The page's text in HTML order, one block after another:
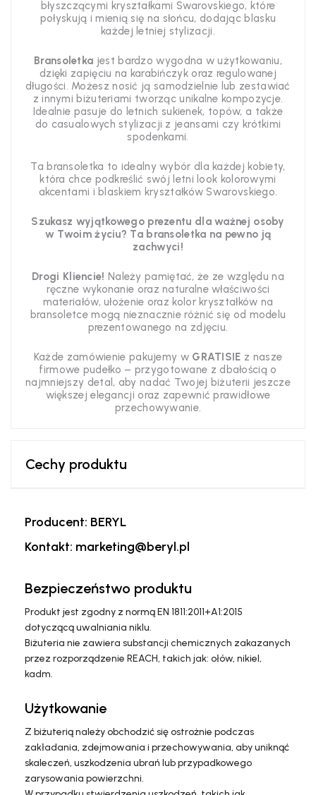
błyszczącymi kryształkami Swarovskiego, które
połyskują i mienią się na słońcu, dodając blasku
każdej letniej stylizacji.
Bransoletka jest bardzo wygodna w użytkowaniu,
dzięki zapięciu na karabińczyk oraz regulowanej
długości. Możesz nosić ją samodzielnie lub zestawiać
z innymi biżuteriami tworząc unikalne kompozycje.
Idealnie pasuje do letnich sukienek, topów, a także
do casualowych stylizacji z jeansami czy krótkimi
spodenkami.
Ta bransoletka to idealny wybór dla każdej kobiety,
która chce podkreślić swój letni look kolorowymi
akcentami i blaskiem kryształków Swarovskiego.
Szukasz wyjątkowego prezentu dla ważnej osoby
w Twoim życiu? Ta bransoletka na pewno ją
zachwyci!
Drogi Kliencie! Należy pamiętać, że ze względu na
ręczne wykonanie oraz naturalne właściwości
materiałów, ułożenie oraz kolor kryształków na
bransoletce mogą nieznacznie różnić się od modelu
prezentowanego na zdjęciu.
Każde zamówienie pakujemy w GRATISIE z nasze
firmowe pudełko – przygotowane z dbałością o
najmniejszy detal, aby nadać Twojej biżuterii jeszcze
większej elegancji oraz zapewnić prawidłowe
przechowywanie.
Cechy produktu
Producent: BERYL
Kontakt: marketing@beryl.pl
Bezpieczeństwo produktu
Produkt jest zgodny z normą EN 1811:2011+A1:2015
dotyczącą uwalniania niklu.
Biżuteria nie zawiera substancji chemicznych zakazanych
przez rozporządzenie REACH, takich jak: ołów, nikiel,
kadm.
Użytkowanie
Z biżuterią należy obchodzić się ostrożnie podczas
zakładania, zdejmowania i przechowywania, aby uniknąć
skaleczeń, uszkodzenia ubrań lub przypadkowego
zarysowania powierzchni.